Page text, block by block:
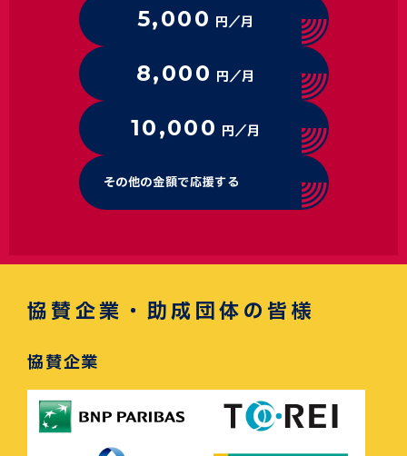
5,000 円／月
8,000 円／月
10,000 円／月
その他の金額で応援する
協賛企業・助成団体の皆様
協賛企業